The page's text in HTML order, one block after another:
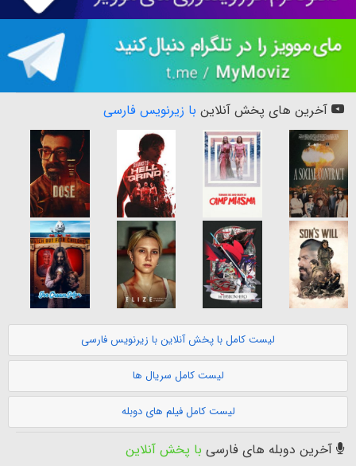
آخرین های پخش آنلاین با زیرنویس فارسی
لیست کامل با پخش آنلاین با زیرنویس فارسی
لیست کامل سریال ها
لیست کامل فیلم های دوبله
آخرین دوبله های فارسی با پخش آنلاین